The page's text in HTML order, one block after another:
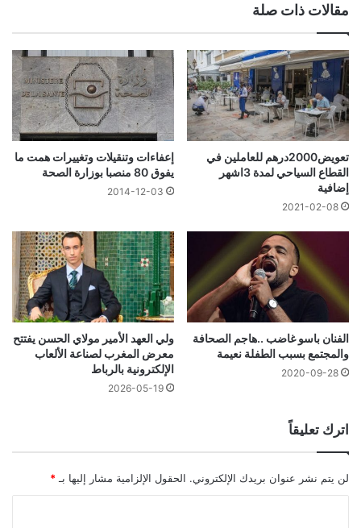
مقالات ذات صلة
تعويض2000درهم للعاملين في
القطاع السياحي لمدة 3اشهر
إضافية
2021-02-08
إعفاءات وتنقيلات وتغييرات همت ما
يفوق 80 منصبا بوزارة الصحة
2014-12-03
الفنان باسو غاضب ..هاجم الصحافة
والمجتمع بسبب الطفلة نعيمة
2020-09-28
ولي العهد الأمير مولاي الحسن يفتتح
معرض المغرب لصناعة الألعاب
الإلكترونية بالرباط
2026-05-19
اترك تعليقاً
لن يتم نشر عنوان بريدك الإلكتروني. الحقول الإلزامية مشار إليها بـ *